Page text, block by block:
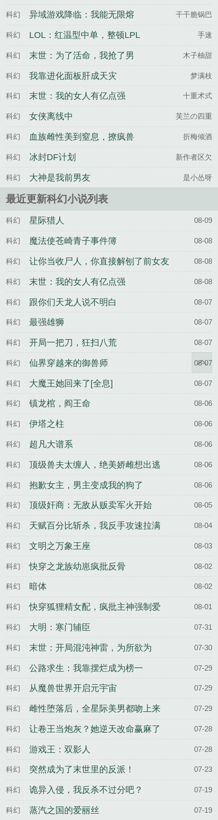
科幻
异域游戏降临：我能无限熔
炼
干干脆锅巴
科幻 LOL：红温型中单，整顿LPL 手速
科幻
末世：为了活命，我抢了男
主
木子柚甜
科幻 我靠进化面板肝成天灾 梦满枝
科幻 末世：我的女人有亿点强 十重术式
科幻 女侠离线中 芙兰の四重
科幻
血族雌性美到窒息，撩疯兽
世大佬
折梅倾酒
科幻 冰封DF计划 新作者区欠
科幻 大神是我前男友 是小怂呀
最近更新科幻小说列表
科幻 星际猎人 08-09
科幻 魔法使苍崎青子事件簿 08-08
科幻 让你当收尸人，你直接解刨了前女友 08-08
科幻 末世：我的女人有亿点强 08-08
科幻 跟你们天龙人说不明白 08-07
科幻 最强雄狮 08-07
科幻 开局一把刀，狂扫八荒 08-07
科幻 仙界穿越来的御兽师 08-07
科幻 大魔王她回来了[全息] 08-07
科幻 镇龙棺，阎王命 08-06
科幻 伊塔之柱 08-06
科幻 超凡大谱系 08-06
科幻 顶级兽夫太缠人，绝美娇雌想出逃 08-06
科幻 抱歉女主，男主变成我的狗了 08-06
科幻 顶级奸商：无敌从贩卖军火开始 08-05
科幻 天赋百分比斩杀，我反手攻速拉满 08-04
科幻 文明之万象王座 08-03
科幻 快穿之龙族幼崽疯批反骨 08-02
科幻 暗体 08-02
科幻 快穿狐狸精女配，疯批主神强制爱 08-01
科幻 大明：寒门辅臣 07-31
科幻 末世：开局混沌神雷，为所欲为 07-30
科幻 公路求生：我靠摆烂成为榜一 07-29
科幻 从魔兽世界开启元宇宙 07-29
科幻 雌性堕落后，全星际美男都吻上来 07-29
科幻 让卷王当炮灰？她逆天改命赢麻了 07-28
科幻 游戏王：双影人 07-28
科幻 突然成为了末世里的反派！ 07-23
科幻 诡异入侵，我反杀不过分吧？ 07-19
科幻 蒸汽之国的爱丽丝 07-19